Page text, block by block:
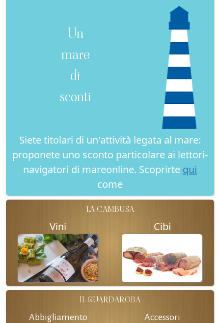
Un
mare
di
sconti
Siete titolari di un'attività legata al mare:
proponete uno sconto particolare ai lettori-
navigatori di mareonline. Scoprirte qui
come
LA CAMBUSA
Vini Cibi
IL GUARDAROBA
Abbigliamento Accessori